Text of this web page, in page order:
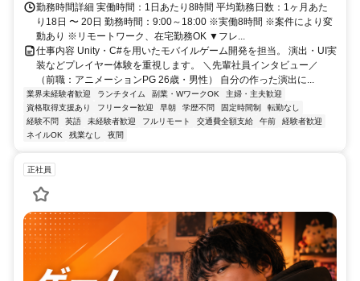
勤務時間詳細 実働時間：1日あたり8時間 平均勤務日数：1ヶ月あた
り18日 〜 20日 勤務時間：9:00～18:00 ※実働8時間 ※案件により変
動あり ※リモートワーク、在宅勤務OK ▼フレ...
仕事内容 Unity・C#を用いたモバイルゲーム開発を担当。 演出・UI実
装などプレイヤー体験を重視します。 ＼先輩社員インタビュー／
（前職：アニメーションPG 26歳・男性） 自分の作った演出に...
業界未経験者歓迎 ランチタイム 副業・WワークOK
主婦・主夫歓迎
資格取得支援あり
フリーター歓迎 早朝 学歴不問 固定時間制
転勤なし
経験不問
英語 未経験者歓迎 フルリモート 交通費全額支給 午前
経験者歓迎
ネイルOK
残業なし 夜間
正社員